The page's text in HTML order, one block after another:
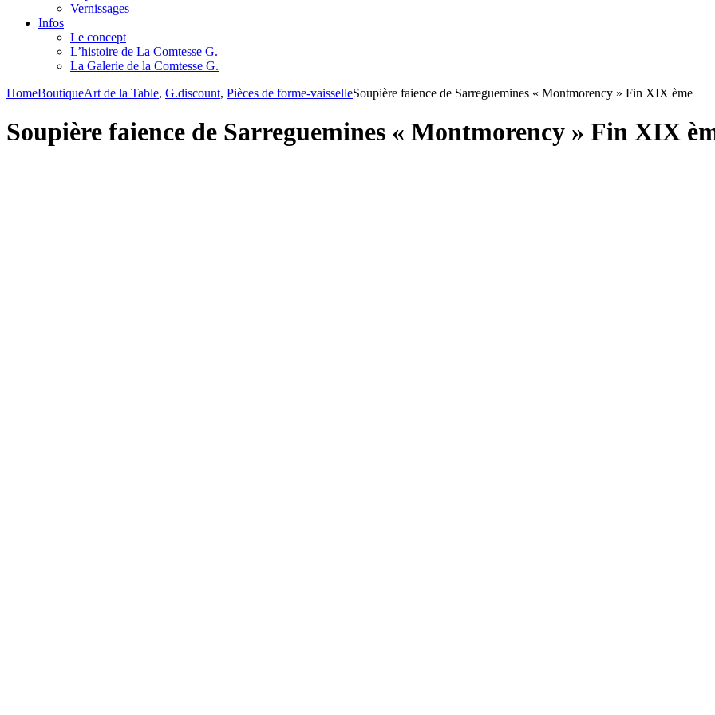
Vernissages
Infos
Le concept
L’histoire de La Comtesse G.
La Galerie de la Comtesse G.
HomeBoutiqueArt de la Table, G.discount, Pièces de forme-vaisselleSoupière faience de Sarreguemines « Montmorency » Fin XIX ème
Soupière faience de Sarreguemines « Montmorency » Fin XIX